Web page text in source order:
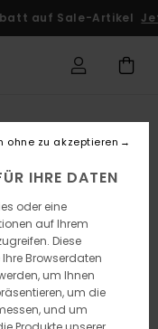
auf Sale-Artikel
IHRE DATEN
oder eine
auf Ihrem
Diese
Browserdaten
um Ihnen
um die
und um
ohne zu akzeptieren